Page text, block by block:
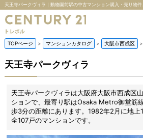
TOPページ マンションカタログ 大阪市西成区
天王寺パークヴィラ
天王寺パークヴィラは大阪府大阪市西成区
ションで、最寄り駅はOsaka Metro御堂筋
歩3分の距離にあります。1982年2月に地上
全107戸のマンションです。